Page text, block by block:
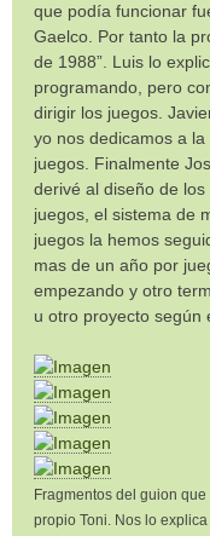
que podía funcionar
Gaelco. Por tanto la
de 1988”. Luis lo
programando, pero
dirigir los juegos.
yo nos dedicamos a
juegos. Finalmente
derivé al diseño de
juegos, el sistema de
juegos la hemos
mas de un año por
empezando y otro
u otro proyecto según
Fragmentos del guion
propio Toni. Nos lo